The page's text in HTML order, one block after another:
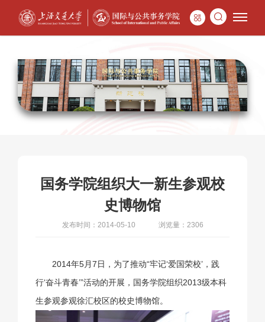
国务学院组织大一新生参观校
史博物馆
发布时间：2014-05-10 浏览量：2306
2014年5月7日，为了推动“牢记‘爱国荣校’，践
行‘奋斗青春’”活动的开展，国务学院组织2013级本科
生参观参观徐汇校区的校史博物馆。